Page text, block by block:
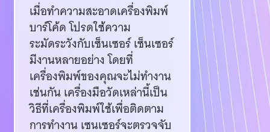
เมื่อทำความสะอาดเครื่องพิมพ์
บาร์โค้ด โปรดใช้ความ
ระมัดระวังกับเซ็นเซอร์ เซ็นเซอร์
มีงานหลายอย่าง โดยที่
เครื่องพิมพ์ของคุณจะไม่ทำงาน
เช่นกัน เครื่องมือวัดเหล่านี้เป็น
วิธีที่เครื่องพิมพ์ใช้เพื่อติดตาม
การทำงาน เซนเซอร์จะตรวจจับ